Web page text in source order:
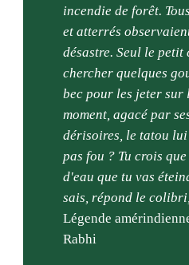
incendie de forêt.
et atterrés
désastre. Seul le
chercher quelques
bec pour les jeter sur
moment, agacé par
dérisoires, le tatou
pas fou ? Tu crois
d'eau que tu vas
sais, répond le
Légende
Rabhi